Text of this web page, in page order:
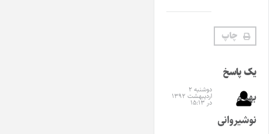
چاپ
یک پاسخ
بهنام
نوشیروانی
دوشنبه ۲
اردیبهشت ۱۳۹۲
در ۱۵:۱۳